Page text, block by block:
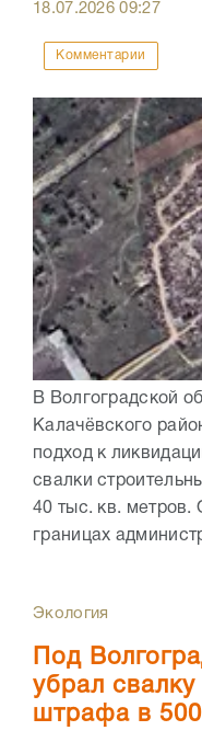
18.07.202609:27
Комментарии
В Волгоградской
Калачёвского
подход к
свалки
40 тыс. кв. метров.
границах
Экология
Под
убрал
штрафа в